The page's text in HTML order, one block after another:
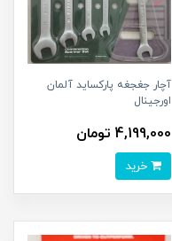
آچار جغجغه پارکساید آلمان
اورجينال
4,199,000 تومان